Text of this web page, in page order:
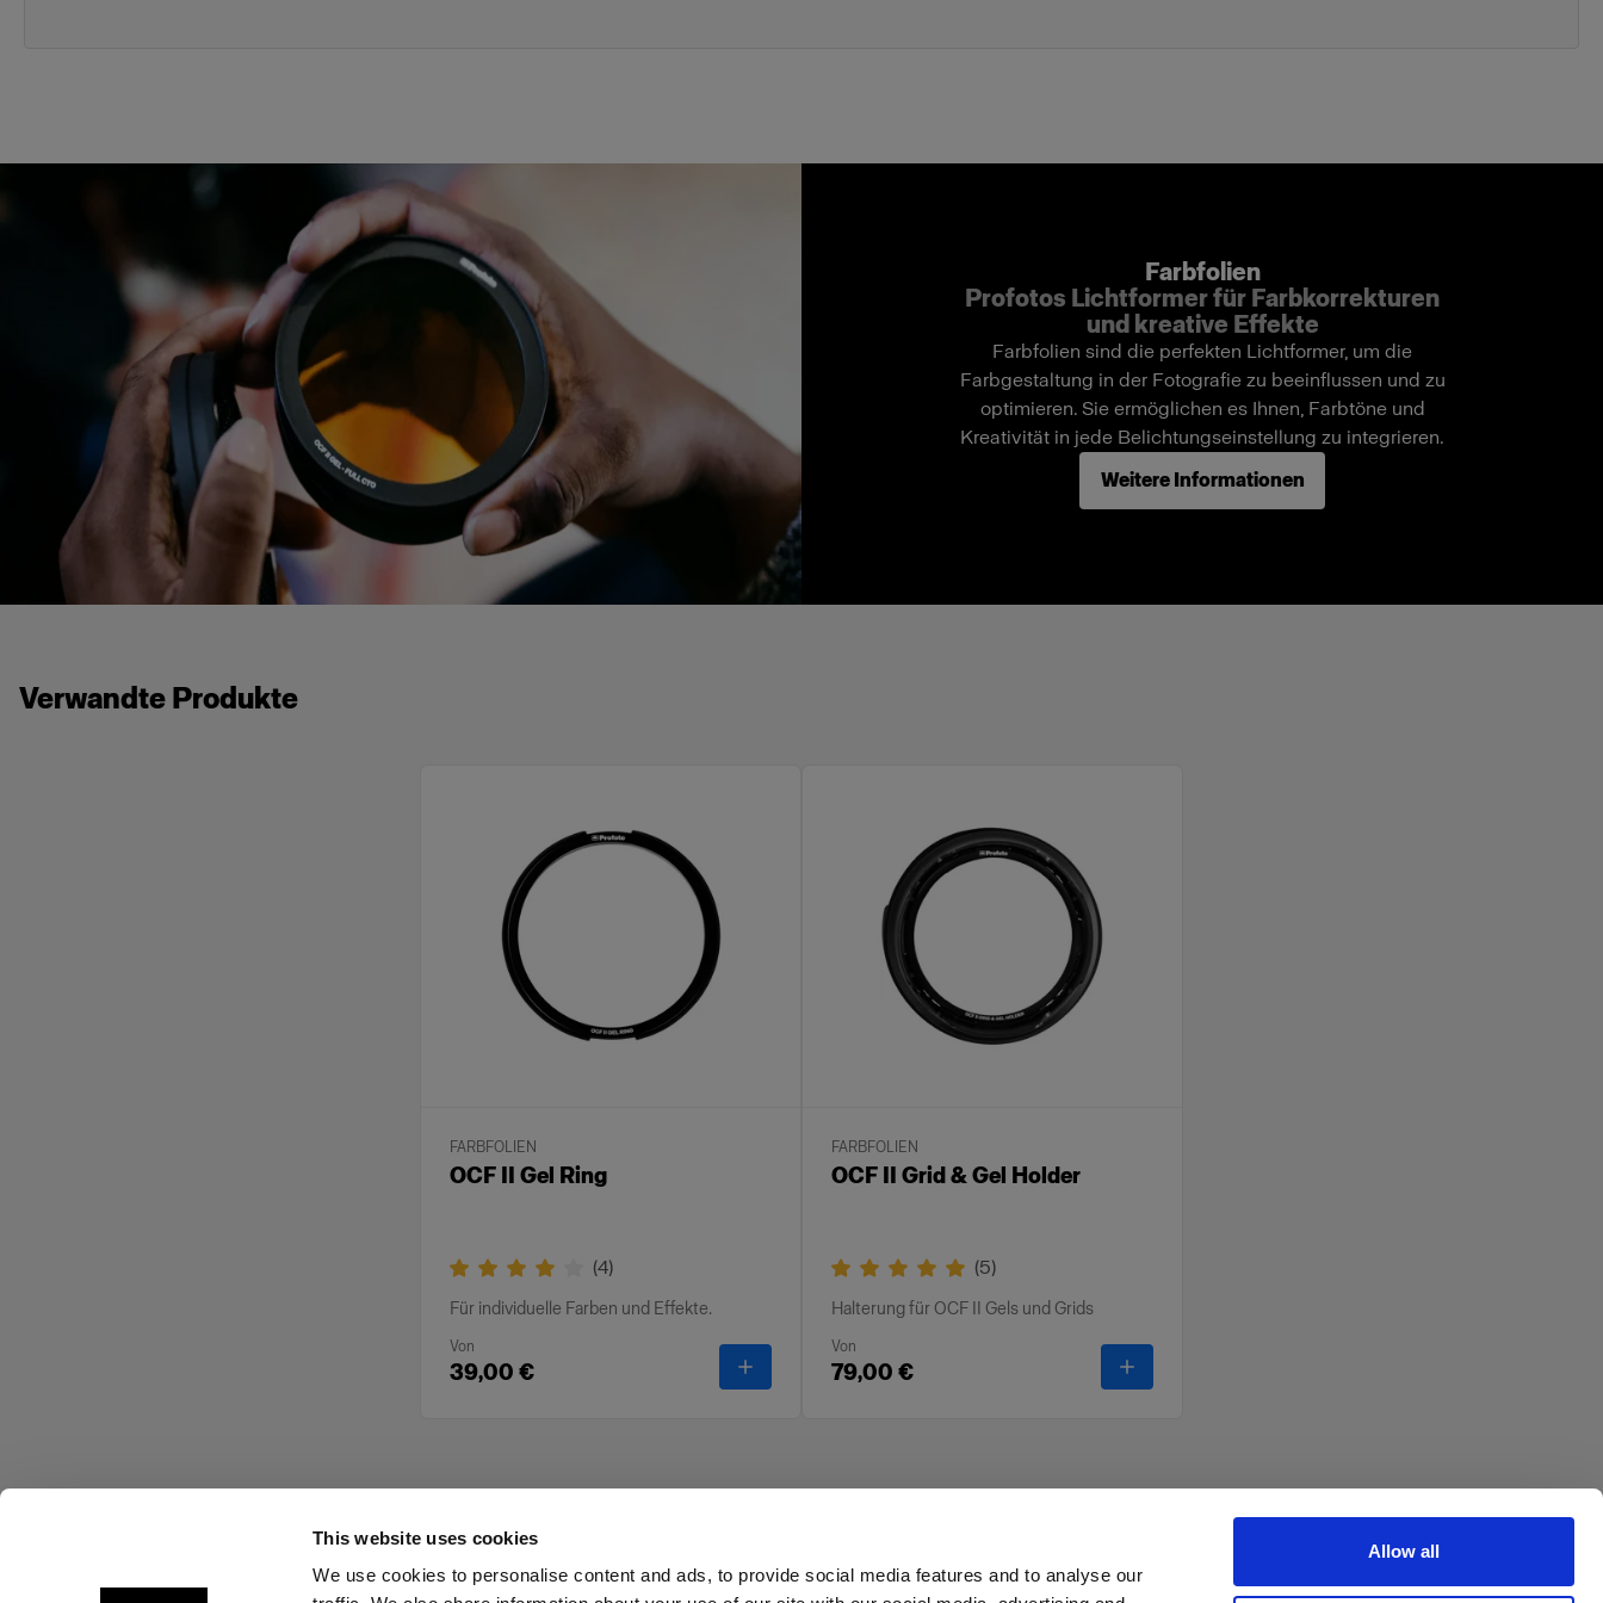
This website uses cookies
We use cookies to personalise content and ads, to provide social media features and to analyse our
Allow all
Farbfolien
Profotos Lichtformer für Farbkorrekturen
und kreative Effekte
Farbfolien sind die perfekten Lichtformer, um die
Farbgestaltung in der Fotografie zu beeinflussen und zu
optimieren. Sie ermöglichen es Ihnen, Farbtöne und
Kreativität in jede Belichtungseinstellung zu integrieren.
Weitere Informationen
Verwandte Produkte
FARBFOLIEN
OCF II Gel Ring
(4)
Für individuelle Farben und Effekte.
Von
39,00 € OCF II Gel Ring
FARBFOLIEN
OCF II Grid & Gel Holder
(5)
Halterung für OCF II Gels und Grids
Von
79,00 €